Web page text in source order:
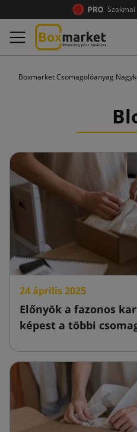
Szakmai
Boxmarket Csomagolóanyag
24 április 2025
Előnyök a fazonos
képest a többi